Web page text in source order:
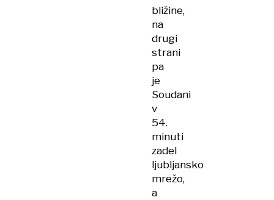
bližine,
na
drugi
strani
pa
je
Soudani
v
54.
minuti
zadel
ljubljansko
mrežo,
a